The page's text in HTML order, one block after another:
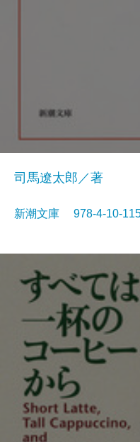
司馬遼太郎／著
新潮文庫 978-4-10-